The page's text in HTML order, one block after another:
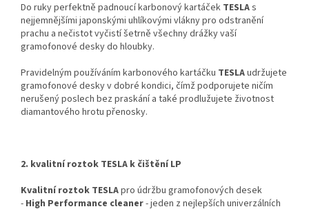
Do ruky perfektně padnoucí karbonový kartáček TESLAs
nejjemnějšími japonskými uhlíkovými vlákny pro odstranění
prachu a nečistot vyčistí šetrně všechny drážky vaší
gramofonové desky do hloubky.
Pravidelným používáním karbonového kartáčku TESLAudržujete
gramofonové desky v dobré kondici, čímž podporujete ničím
nerušený poslech bez praskání a také prodlužujete životnost
diamantového hrotu přenosky.
2. kvalitní roztok TESLA k čištění LP
Kvalitní roztok TESLApro údržbu gramofonových desek
- High Performance cleaner- jeden z nejlepších univerzálních